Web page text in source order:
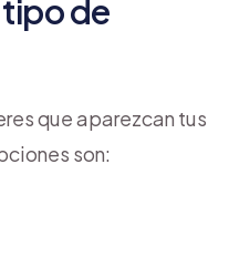
de
que aparezcan tus
son: